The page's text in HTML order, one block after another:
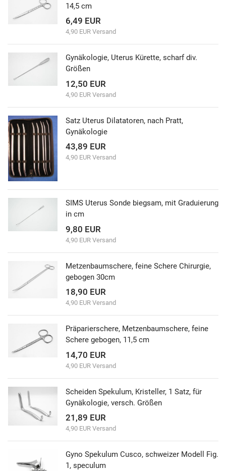
14,5 cm
6,49 EUR
4,90 EUR Versand
Gynäkologie, Uterus Kürette, scharf div.
Größen
12,50 EUR
4,90 EUR Versand
Satz Uterus Dilatatoren, nach Pratt,
Gynäkologie
43,89 EUR
4,90 EUR Versand
SIMS Uterus Sonde biegsam, mit Graduierung
in cm
9,80 EUR
4,90 EUR Versand
Metzenbaumschere, feine Schere Chirurgie,
gebogen 30cm
18,90 EUR
4,90 EUR Versand
Präparierschere, Metzenbaumschere, feine
Schere gebogen, 11,5 cm
14,70 EUR
4,90 EUR Versand
Scheiden Spekulum, Kristeller, 1 Satz, für
Gynäkologie, versch. Größen
21,89 EUR
4,90 EUR Versand
Gyno Spekulum Cusco, schweizer Modell Fig.
1, speculum